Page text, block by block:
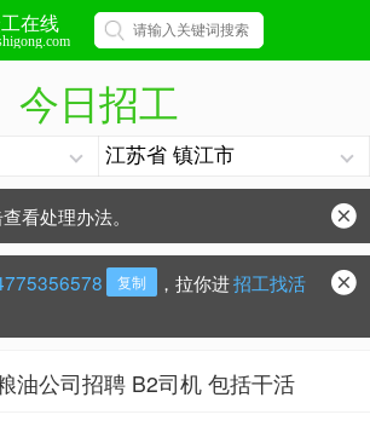
在线
今日招工
看处理办法。
不上当？
复制 ，拉你进招工找活
油公司招聘 B2司机 包括干活